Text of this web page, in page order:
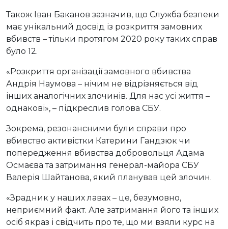
Також Іван Баканов зазначив, що Служба безпеки
має унікальний досвід із розкриття замовних
вбивств – тільки протягом 2020 року таких справ
було 12.
«Розкриття організації замовного вбивства
Андрія Наумова – нічим не відрізняється від
інших аналогічних злочинів. Для нас усі життя –
однакові», – підкреслив голова СБУ.
Зокрема, резонансними були справи про
вбивство активістки Катерини Гандзюк чи
попередження вбивства добровольця Адама
Осмаєва та затримання генерал-майора СБУ
Валерія Шайтанова, який планував цей злочин.
«Зрадник у наших лавах – це, безумовно,
неприємний факт. Але затримання його та інших
осіб якраз і свідчить про те, що ми взяли курс на